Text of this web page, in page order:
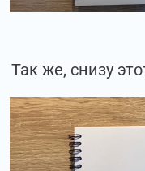
Так же, снизу